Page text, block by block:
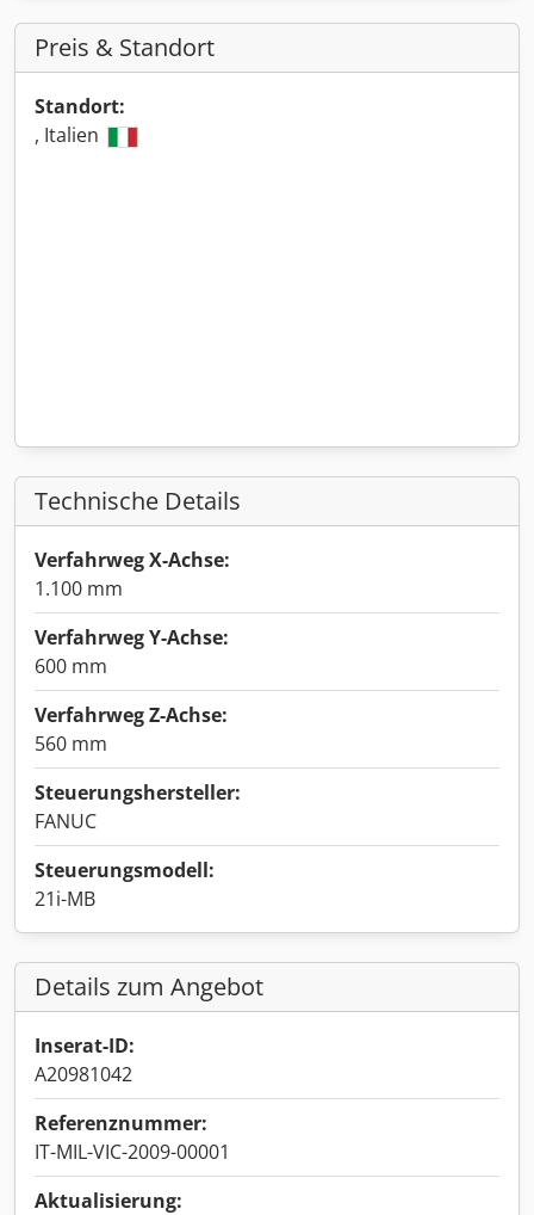
Preis & Standort
Standort:
, Italien
Technische Details
Verfahrweg X-Achse:
1.100 mm
Verfahrweg Y-Achse:
600 mm
Verfahrweg Z-Achse:
560 mm
Steuerungshersteller:
FANUC
Steuerungsmodell:
21i-MB
Details zum Angebot
Inserat-ID:
A20981042
Referenznummer:
IT-MIL-VIC-2009-00001
Aktualisierung: